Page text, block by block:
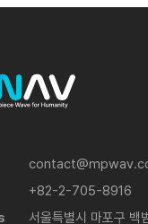
+82-2-705-8916
서울특별시 마포구 백